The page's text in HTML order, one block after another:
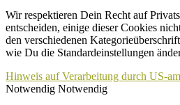
Wir respektieren Dein Recht auf
entscheiden, einige dieser Cookies
den verschiedenen
wie Du die Standardeinstellungen
Hinweis auf Verarbeitung durch US-
Notwendig Notwendig